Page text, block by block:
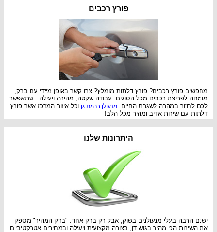
פורץ רכבים
מחפשים פורץ רכבים? פורץ דלתות מומלץ? צרו קשר באופן מיידי עם ברק,
מומחה לפריצת רכבים מכל הסוגים. עבודה שקטה, מהירה ויעילה - שתאפשר
לכם לחזור במהרה לשגרת החיים. מנעולן ברמת גן וכל איזור המרכז אשר פורץ
דלתות עם שירות אדיב ומהיר מכל הלב!
היתרונות שלנו
ישנם הרבה בעלי מנעולנים בשוק, אבל רק ברק אחד. "ברק המהיר" מספק
את השירות הכי מהיר בגוש דן, בצורה מקצועית ויעילה ובמחירים אטרקטיביים